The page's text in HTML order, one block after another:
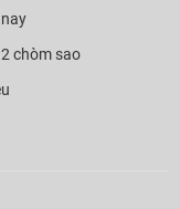
chòm sao